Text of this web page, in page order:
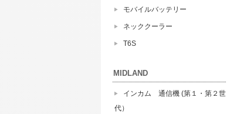
モバイルバッテリー
ネッククーラー
T6S
MIDLAND
インカム 通信機 (第１・第２世
代）